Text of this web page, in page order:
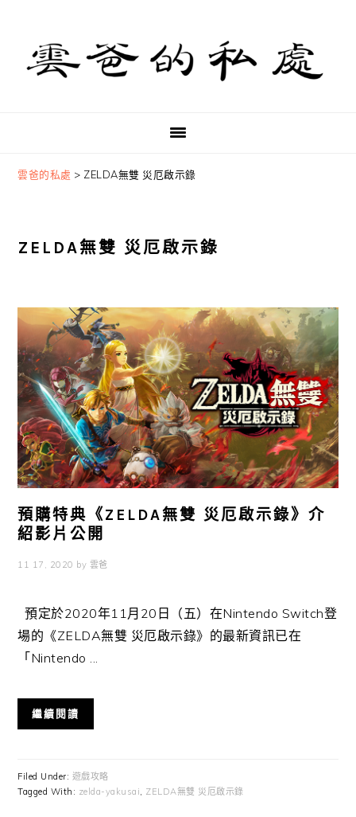
primary
navigation
content
primary
sidebar
雲爸的私處 > ZELDA無雙 災厄啟示錄
ZELDA無雙 災厄啟示錄
預購特典《ZELDA無雙 災厄啟示錄》介
紹影片公開
11 17, 2020 by 雲爸
預定於2020年11月20日（五）在Nintendo Switch登
場的《ZELDA無雙 災厄啟示錄》的最新資訊已在
「Nintendo ...
繼續閱讀
Filed Under: 遊戲攻略
Tagged With: zelda-yakusai ZELDA無雙 災厄啟示錄